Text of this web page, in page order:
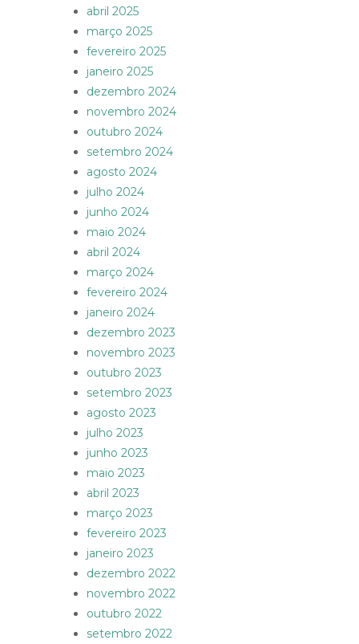
abril 2025
março 2025
fevereiro 2025
janeiro 2025
dezembro 2024
novembro 2024
outubro 2024
setembro 2024
agosto 2024
julho 2024
junho 2024
maio 2024
abril 2024
março 2024
fevereiro 2024
janeiro 2024
dezembro 2023
novembro 2023
outubro 2023
setembro 2023
agosto 2023
julho 2023
junho 2023
maio 2023
abril 2023
março 2023
fevereiro 2023
janeiro 2023
dezembro 2022
novembro 2022
outubro 2022
setembro 2022